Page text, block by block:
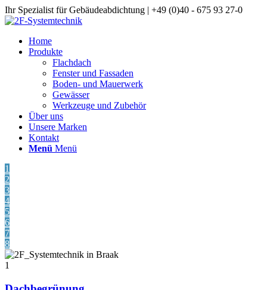
Ihr Spezialist für Gebäudeabdichtung | +49 (0)40 - 675 93 27-0
Home
Produkte
Flachdach
Fenster und Fassaden
Boden- und Mauerwerk
Gewässer
Werkzeuge und Zubehör
Über uns
Unsere Marken
Kontakt
Menü Menü
1
2
3
4
5
6
7
8
1